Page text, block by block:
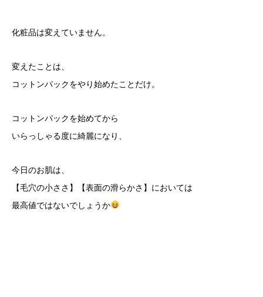
化粧品は変えていません。
変えたことは、
コットンパックをやり始めたことだけ。
コットンパックを始めてから
いらっしゃる度に綺麗になり、
今日のお肌は、
【毛穴の小ささ】【表面の滑らかさ】においては
最高値ではないでしょうか